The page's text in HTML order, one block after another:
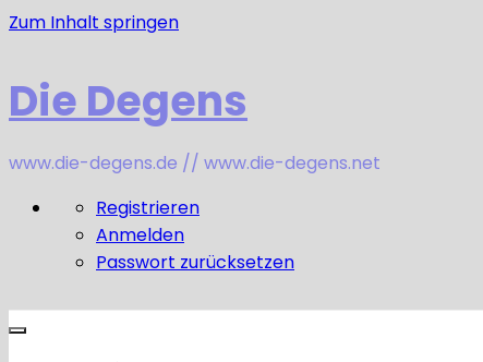
Zum Inhalt springen
Die Degens
www.die-degens.de // www.die-degens.net
Registrieren
Anmelden
Passwort zurücksetzen